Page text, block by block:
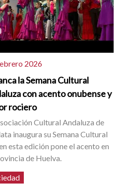
2026
la Semana Cultural
con acento onubense y
rociero
Cultural Andaluza de
inaugura su Semana Cultural
esta edición pone el acento en
de Huelva.